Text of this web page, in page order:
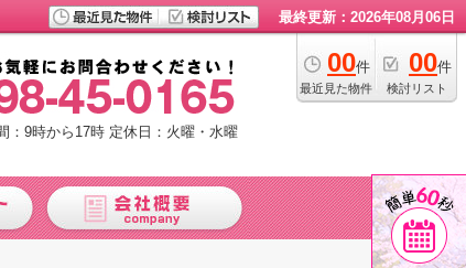
最終更新：2026年08月06日
00件
最近見た物件
00件
検討リスト
：9時から17時 定休日：火曜・水曜